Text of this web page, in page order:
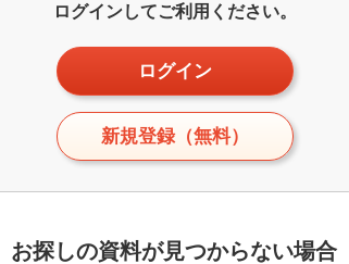
ログインしてご利用ください。
ログイン
新規登録（無料）
お探しの資料が見つからない場合